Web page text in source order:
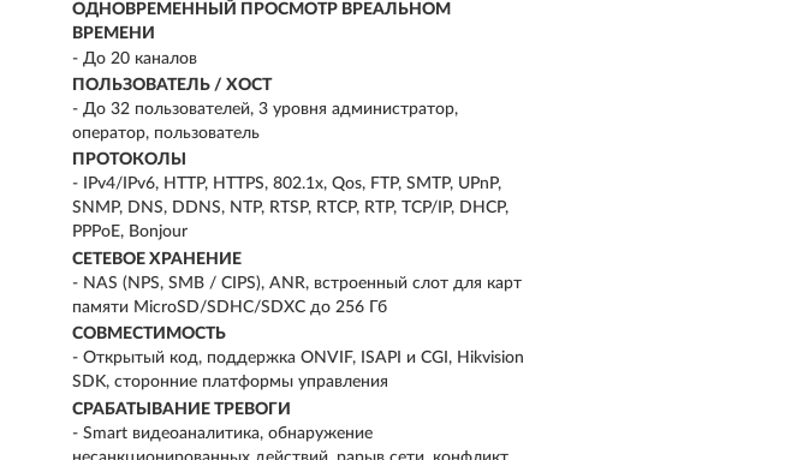
ОДНОВРЕМЕННЫЙ ПРОСМОТР ВРЕАЛЬНОМ
ВРЕМЕНИ
- До 20 каналов
ПОЛЬЗОВАТЕЛЬ / ХОСТ
- До 32 пользователей, 3 уровня администратор,
оператор, пользователь
ПРОТОКОЛЫ
- IPv4/IPv6, HTTP, HTTPS, 802.1x, Qos, FTP, SMTP, UPnP,
SNMP, DNS, DDNS, NTP, RTSP, RTCP, RTP, TCP/IP, DHCP,
PPPoE, Bonjour
СЕТЕВОЕ ХРАНЕНИЕ
- NAS (NPS, SMB / CIPS), ANR, встроенный слот для карт
памяти MicroSD/SDHC/SDXC до 256 Гб
СОВМЕСТИМОСТЬ
- Открытый код, поддержка ONVIF, ISAPI и CGI, Hikvision
SDK, сторонние платформы управления
СРАБАТЫВАНИЕ ТРЕВОГИ
- Smart видеоаналитика, обнаружение